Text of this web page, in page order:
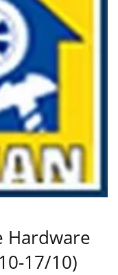
albergará el espectro
aplicaciones
directos.
Hardware
17/10)